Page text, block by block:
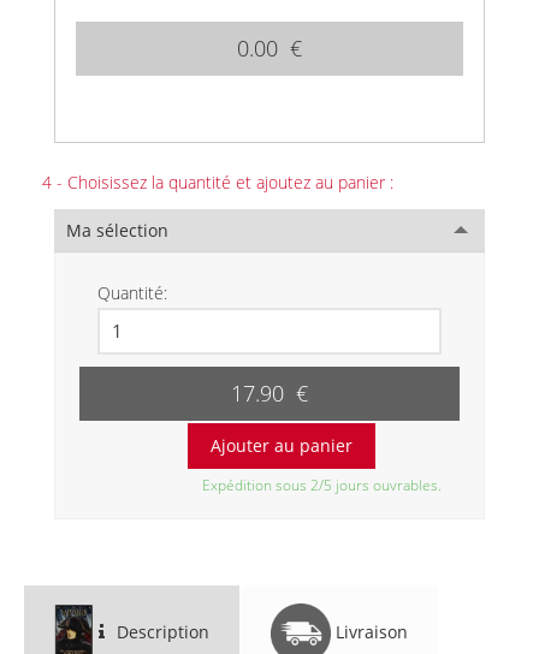
0.00 €
4 - Choisissez la quantité et ajoutez au panier :
Ma sélection
Quantité:
17.90 €
Expédition sous 2/5 jours ouvrables.
Description Livraison